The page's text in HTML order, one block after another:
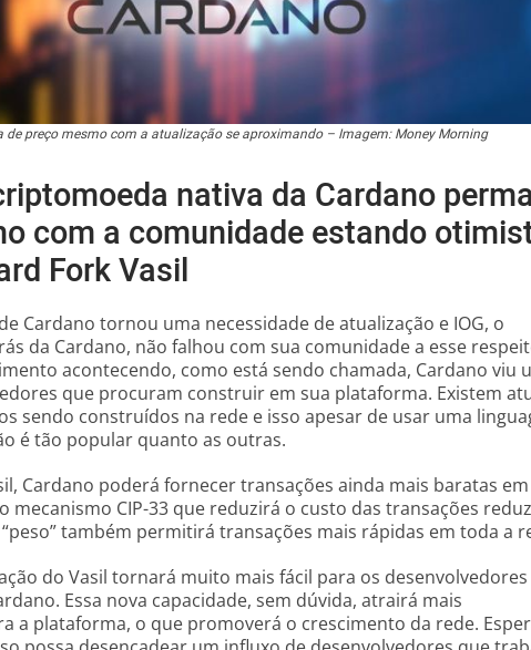
preço mesmo com a atualização se aproximando – Imagem: Money Morning
nativa da Cardano
com a comunidade estando
Fork Vasil
Cardano tornou uma necessidade de atualização e IOG, o
da Cardano, não falhou com sua comunidade a esse
acontecendo, como está sendo chamada, Cardano viu
que procuram construir em sua plataforma. Existem
sendo construídos na rede e isso apesar de usar uma
é tão popular quanto as outras.
Cardano poderá fornecer transações ainda mais baratas
mecanismo CIP-33 que reduzirá o custo das transações
também permitirá transações mais rápidas em toda a
do Vasil tornará muito mais fácil para os desenvolvedores
Essa nova capacidade, sem dúvida, atrairá mais
a plataforma, o que promoverá o crescimento da rede.